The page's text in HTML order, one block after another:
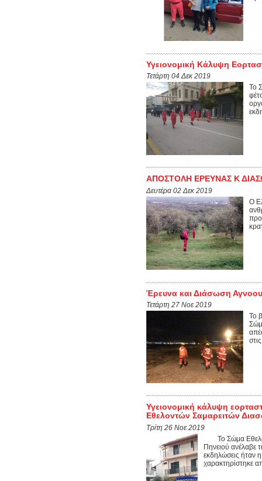
Υγειονομική Κάλυψη
Τετάρτη 04 Δεκ 2019
Το
ΑΠΟΣΤΟΛΗ ΕΡΕΥΝΑΣ Κ
Δευτέρα 02 Δεκ 2019
Ο
Έρευνα και Διάσωση
Τετάρτη 27 Νοε 2019
Το
Υγειονομική κάλυψη
Εθελοντών Σαμαρειτών
Τρίτη 26 Νοε 2019
Το Σώμα
Πηνειού ανέλαβε
εκδηλώσεις ήταν
χαρακτηρίστηκε